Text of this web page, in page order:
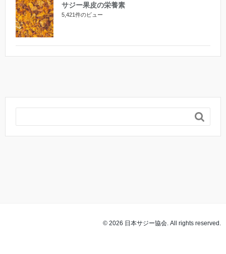
サジー果皮の栄養素
5,421件のビュー

© 2026 日本サジー協会. All rights reserved.